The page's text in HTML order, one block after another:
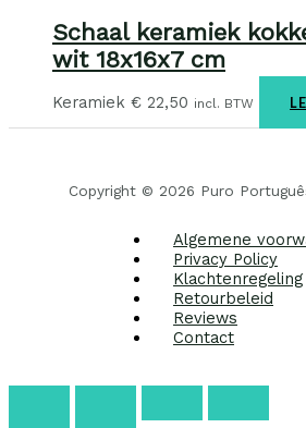
Schaal keramiek
wit 18x16x7 cm
Keramiek € 22,50 incl. BTW
Copyright © 2026 Puro
Algemene
Privacy Policy
Klachtenregeling
Retourbeleid
Reviews
Contact